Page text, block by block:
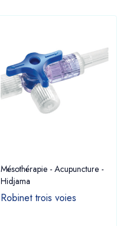
Mésothérapie - Acupuncture -
Hidjama
Robinet trois voies